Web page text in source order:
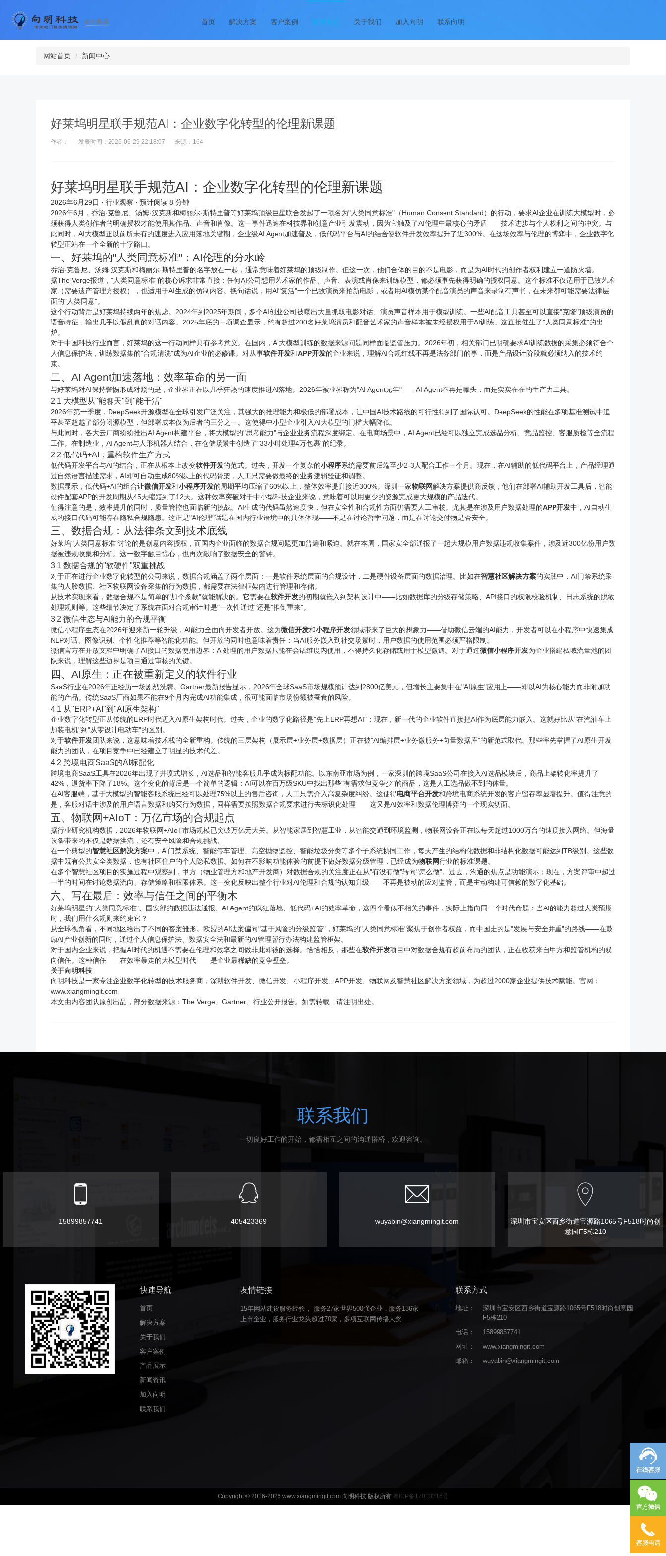
首页 解决方案 客户案例 新闻中心 关于我们 加入向明 联系向明
网站首页 新闻中心
好莱坞明星联手规范AI：企业数字化转型的伦理新课题
作者： 发表时间：2026-06-29 22:18:07 来源：164
好莱坞明星联手规范AI：企业数字化转型的伦理新课题
2026年6月29日 · 行业观察 · 预计阅读 8 分钟
2026年6月，乔治·克鲁尼、汤姆·汉克斯和梅丽尔·斯特里普等好莱坞顶级巨星联合发起了一项名为"人类同意标准"（Human Consent Standard）的行动，要求AI企业在训练大模型时，必
须获得人类创作者的明确授权才能使用其作品、声音和肖像。这一事件迅速在科技界和创意产业引发震动，因为它触及了AI伦理中最核心的矛盾——技术进步与个人权利之间的冲突。与
此同时，AI大模型正以前所未有的速度进入应用落地关键期，企业级AI Agent加速普及，低代码平台与AI的结合使软件开发效率提升了近300%。在这场效率与伦理的博弈中，企业数字化
转型正站在一个全新的十字路口。
一、好莱坞的"人类同意标准"：AI伦理的分水岭
乔治·克鲁尼、汤姆·汉克斯和梅丽尔·斯特里普的名字放在一起，通常意味着好莱坞的顶级制作。但这一次，他们合体的目的不是电影，而是为AI时代的创作者权利建立一道防火墙。
据The Verge报道，"人类同意标准"的核心诉求非常直接：任何AI公司想用艺术家的作品、声音、表演或肖像来训练模型，都必须事先获得明确的授权同意。这个标准不仅适用于已故艺术
家（需要遗产管理方授权），也适用于AI生成的仿制内容。换句话说，用AI"复活"一个已故演员来拍新电影，或者用AI模仿某个配音演员的声音来录制有声书，在未来都可能需要法律层
面的"人类同意"。
这个行动背后是好莱坞持续两年的焦虑。2024年到2025年期间，多个AI创业公司被曝出大量抓取电影对话、演员声音样本用于模型训练。一些AI配音工具甚至可以直接"克隆"顶级演员的
语音特征，输出几乎以假乱真的对话内容。2025年底的一项调查显示，约有超过200名好莱坞演员和配音艺术家的声音样本被未经授权用于AI训练。这直接催生了"人类同意标准"的出
炉。
对于中国科技行业而言，好莱坞的这一行动同样具有参考意义。在国内，AI大模型训练的数据来源问题同样面临监管压力。2026年初，相关部门已明确要求AI训练数据的采集必须符合个
人信息保护法，训练数据集的"合规清洗"成为AI企业的必修课。对从事软件开发和APP开发的企业来说，理解AI合规红线不再是法务部门的事，而是产品设计阶段就必须纳入的技术约
束。
二、AI Agent加速落地：效率革命的另一面
与好莱坞对AI保持警惕形成对照的是，企业界正在以几乎狂热的速度推进AI落地。2026年被业界称为"AI Agent元年"——AI Agent不再是噱头，而是实实在在的生产力工具。
2.1 大模型从"能聊天"到"能干活"
2026年第一季度，DeepSeek开源模型在全球引发广泛关注，其强大的推理能力和极低的部署成本，让中国AI技术路线的可行性得到了国际认可。DeepSeek的性能在多项基准测试中追
平甚至超越了部分闭源模型，但部署成本仅为后者的三分之一。这使得中小型企业引入AI大模型的门槛大幅降低。
与此同时，各大云厂商纷纷推出AI Agent构建平台，将大模型的"思考能力"与企业业务流程深度绑定。在电商场景中，AI Agent已经可以独立完成选品分析、竞品监控、客服质检等全流程
工作。在制造业，AI Agent与人形机器人结合，在仓储场景中创造了"33小时处理4万包裹"的纪录。
2.2 低代码+AI：重构软件生产方式
低代码开发平台与AI的结合，正在从根本上改变软件开发的范式。过去，开发一个复杂的小程序系统需要前后端至少2-3人配合工作一个月。现在，在AI辅助的低代码平台上，产品经理通
过自然语言描述需求，AI即可自动生成80%以上的代码骨架，人工只需要做最终的业务逻辑验证和调整。
数据显示，低代码+AI的组合让微信开发和小程序开发的周期平均压缩了60%以上，整体效率提升接近300%。深圳一家物联网解决方案提供商反馈，他们在部署AI辅助开发工具后，智能
硬件配套APP的开发周期从45天缩短到了12天。这种效率突破对于中小型科技企业来说，意味着可以用更少的资源完成更大规模的产品迭代。
值得注意的是，效率提升的同时，质量管控也面临新的挑战。AI生成的代码虽然速度快，但在安全性和合规性方面仍需要人工审核。尤其是在涉及用户数据处理的APP开发中，AI自动生
成的接口代码可能存在隐私合规隐患。这正是"AI伦理"话题在国内行业语境中的具体体现——不是在讨论哲学问题，而是在讨论交付物是否安全。
三、数据合规：从法律条文到技术底线
好莱坞"人类同意标准"讨论的是创意内容授权，而国内企业面临的数据合规问题更加普遍和紧迫。就在本周，国家安全部通报了一起大规模用户数据违规收集案件，涉及近300亿份用户数
据被违规收集和分析。这一数字触目惊心，也再次敲响了数据安全的警钟。
3.1 数据合规的"软硬件"双重挑战
对于正在进行企业数字化转型的公司来说，数据合规涵盖了两个层面：一是软件系统层面的合规设计，二是硬件设备层面的数据治理。比如在智慧社区解决方案的实践中，AI门禁系统采
集的人脸数据、社区物联网设备采集的行为数据，都需要在法律框架内进行管理和存储。
从技术实现来看，数据合规不是简单的"加个条款"就能解决的。它需要在软件开发的初期就嵌入到架构设计中——比如数据库的分级存储策略、API接口的权限校验机制、日志系统的脱敏
处理规则等。这些细节决定了系统在面对合规审计时是"一次性通过"还是"推倒重来"。
3.2 微信生态与AI能力的合规平衡
微信小程序生态在2026年迎来新一轮升级，AI能力全面向开发者开放。这为微信开发和小程序开发领域带来了巨大的想象力——借助微信云端的AI能力，开发者可以在小程序中快速集成
NLP对话、图像识别、个性化推荐等智能化功能。但开放的同时也意味着责任：当AI服务嵌入到社交场景时，用户数据的使用范围必须严格限制。
微信官方在开放文档中明确了AI接口的数据使用边界：AI处理的用户数据只能在会话维度内使用，不得持久化存储或用于模型微调。对于通过微信小程序开发为企业搭建私域流量池的团
队来说，理解这些边界是项目通过审核的关键。
四、AI原生：正在被重新定义的软件行业
SaaS行业在2026年正经历一场剧烈洗牌。Gartner最新报告显示，2026年全球SaaS市场规模预计达到2800亿美元，但增长主要集中在"AI原生"应用上——即以AI为核心能力而非附加功
能的产品。传统SaaS厂商如果不能在9个月内完成AI功能集成，很可能面临市场份额被蚕食的风险。
4.1 从"ERP+AI"到"AI原生架构"
企业数字化转型正从传统的ERP时代迈入AI原生架构时代。过去，企业的数字化路径是"先上ERP再想AI"；现在，新一代的企业软件直接把AI作为底层能力嵌入。这就好比从"在汽油车上
加装电机"到"从零设计电动车"的区别。
对于软件开发团队来说，这意味着技术栈的全新重构。传统的三层架构（展示层+业务层+数据层）正在被"AI编排层+业务微服务+向量数据库"的新范式取代。那些率先掌握了AI原生开发
能力的团队，在项目竞争中已经建立了明显的技术代差。
4.2 跨境电商SaaS的AI标配化
跨境电商SaaS工具在2026年出现了井喷式增长，AI选品和智能客服几乎成为标配功能。以东南亚市场为例，一家深圳的跨境SaaS公司在接入AI选品模块后，商品上架转化率提升了
42%，退货率下降了18%。这个变化的背后是一个简单的逻辑：AI可以在百万级SKU中找出那些"有需求但竞争少"的商品，这是人工选品做不到的体量。
在AI客服端，基于大模型的智能客服系统已经可以处理75%以上的售后咨询，人工只需介入高复杂度纠纷。这使得电商平台开发和跨境电商系统开发的客户留存率显著提升。值得注意的
是，客服对话中涉及的用户语言数据和购买行为数据，同样需要按照数据合规要求进行去标识化处理——这又是AI效率和数据伦理博弈的一个现实切面。
五、物联网+AIoT：万亿市场的合规起点
据行业研究机构数据，2026年物联网+AIoT市场规模已突破万亿元大关。从智能家居到智慧工业，从智能交通到环境监测，物联网设备正在以每天超过1000万台的速度接入网络。但海量
设备带来的不仅是数据洪流，还有安全风险和合规挑战。
在一个典型的智慧社区解决方案中，AI门禁系统、智能停车管理、高空抛物监控、智能垃圾分类等多个子系统协同工作，每天产生的结构化数据和非结构化数据可能达到TB级别。这些数
据中既有公共安全类数据，也有社区住户的个人隐私数据。如何在不影响功能体验的前提下做好数据分级管理，已经成为物联网行业的标准课题。
在多个智慧社区项目的实施过程中观察到，甲方（物业管理方和地产开发商）对数据合规的关注度正在从"有没有做"转向"怎么做"。过去，沟通的焦点是功能演示；现在，方案评审中超过
一半的时间在讨论数据流向、存储策略和权限体系。这一变化反映出整个行业对AI伦理和合规的认知升级——不再是被动的应对监管，而是主动构建可信赖的数字化基础。
六、写在最后：效率与信任之间的平衡木
好莱坞明星的"人类同意标准"、国安部的数据违法通报、AI Agent的疯狂落地、低代码+AI的效率革命，这四个看似不相关的事件，实际上指向同一个时代命题：当AI的能力超过人类预期
时，我们用什么规则来约束它？
从全球视角看，不同地区给出了不同的答案雏形。欧盟的AI法案偏向"基于风险的分级监管"，好莱坞的"人类同意标准"聚焦于创作者权益，而中国走的是"发展与安全并重"的路线——在鼓
励AI产业创新的同时，通过个人信息保护法、数据安全法和最新的AI管理暂行办法构建监管框架。
对于国内企业来说，把握AI时代的机遇不需要在伦理和效率之间做非此即彼的选择。恰恰相反，那些在软件开发项目中对数据合规有超前布局的团队，正在收获来自甲方和监管机构的双
向信任。这种信任——在效率暴走的大模型时代——是企业最稀缺的竞争壁垒。
关于向明科技
向明科技是一家专注企业数字化转型的技术服务商，深耕软件开发、微信开发、小程序开发、 APP开发、物联网及智慧社区解决方案领域，为超过2000家企业提供技术赋能。官网：
www.xiangmingit.com
本文由内容团队原创出品，部分数据来源：The Verge、Gartner、行业公开报告。如需转载，请注明出处。
联系我们
一切良好工作的开始，都需相互之间的沟通搭桥，欢迎咨询。
15899857741 405423369 wuyabin@xiangmingit.com
深圳市宝安区西乡街道宝源路1065号F518时尚创
意园F5栋210
快速导航
首页
解决方案
关于我们
客户案例
产品展示
新闻资讯
加入向明
联系我们
友情链接
15年网站建设服务经验， 服务27家世界500强企业，服务136家
上市企业，服务行业龙头超过70家，多项互联网传播大奖
联系方式
地址：
深圳市宝安区西乡街道宝源路1065号F518时尚创意园
F5栋210
电话：
15899857741
网址：
www.xiangmingit.com
邮箱：
wuyabin@xiangmingit.com
Copyright © 2016-2026 www.xiangmingit.com 向明科技 版权所有 粤ICP备17013316号